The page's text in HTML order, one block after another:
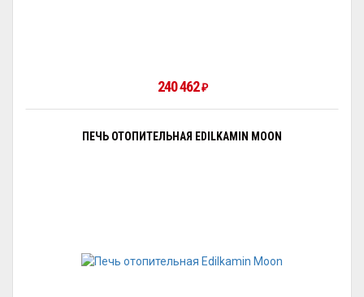
240 462 ₽
ПЕЧЬ ОТОПИТЕЛЬНАЯ EDILKAMIN MOON